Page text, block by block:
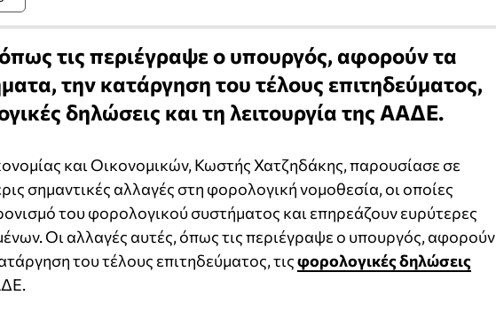
τις περιέγραψε ο υπουργός, αφορούν τα
την κατάργηση του τέλους επιτηδεύματος,
δηλώσεις και τη λειτουργία της ΑΑΔΕ.
και Οικονομικών, Κωστής Χατζηδάκης, παρουσίασε σε
σημαντικές αλλαγές στη φορολογική νομοθεσία, οι οποίες
του φορολογικού συστήματος και επηρεάζουν ευρύτερες
Οι αλλαγές αυτές, όπως τις περιέγραψε ο υπουργός, αφορούν
του τέλους επιτηδεύματος, τιςφορολογικές δηλώσεις